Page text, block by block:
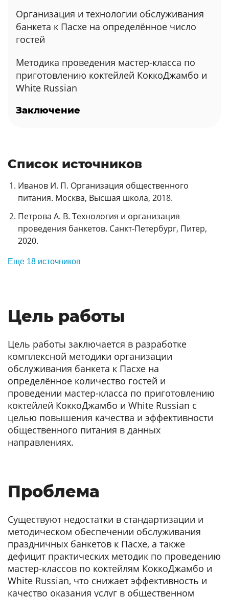
Организация и технологии обслуживания
банкета к Пасхе на определённое число
гостей
Методика проведения мастер-класса по
приготовлению коктейлей КоккоДжамбо и
White Russian
Заключение
Список источников
Иванов И. П. Организация общественного
питания. Москва, Высшая школа, 2018.
Петрова А. В. Технология и организация
проведения банкетов. Санкт-Петербург, Питер,
2020.
Еще 18 источников
Цель работы
Цель работы заключается в разработке
комплексной методики организации
обслуживания банкета к Пасхе на
определённое количество гостей и
проведении мастер-класса по приготовлению
коктейлей КоккоДжамбо и White Russian с
целью повышения качества и эффективности
общественного питания в данных
направлениях.
Проблема
Существуют недостатки в стандартизации и
методическом обеспечении обслуживания
праздничных банкетов к Пасхе, а также
дефицит практических методик по проведению
мастер-классов по коктейлям КоккоДжамбо и
White Russian, что снижает эффективность и
качество оказания услуг в общественном